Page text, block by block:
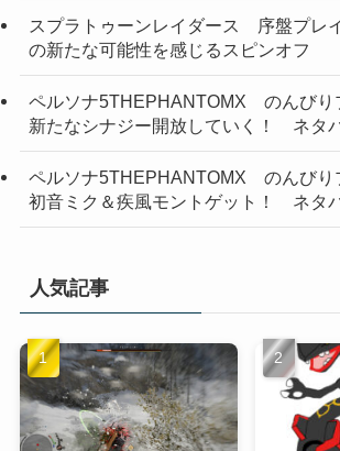
スプラトゥーンレイダース 序盤プレ
の新たな可能性を感じるスピンオフ
ペルソナ5THEPHANTOMX のんび
新たなシナジー開放していく！ ネタ
ペルソナ5THEPHANTOMX のんび
初音ミク＆疾風モントゲット！ ネタ
人気記事